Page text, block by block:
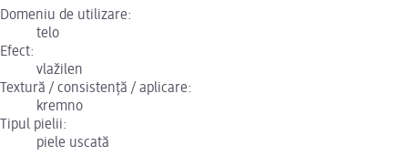
Domeniu de utilizare:
telo
Efect:
vlažilen
Textură / consistență / aplicare:
kremno
Tipul pielii:
piele uscată